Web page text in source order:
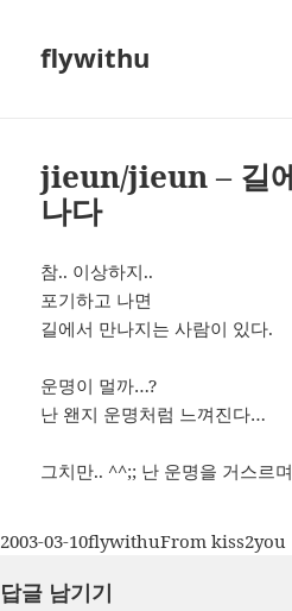
flywithu
jieun/jieun – 길
나다
참.. 이상하지..
포기하고 나면
길에서 만나지는 사람이 있다.
운명이 멀까…?
난 왠지 운명처럼 느껴진다…
그치만.. ^^;; 난 운명을 거스르
작
일
2003-03-10글
이
flywithu카
From kiss2you
답글 남기기